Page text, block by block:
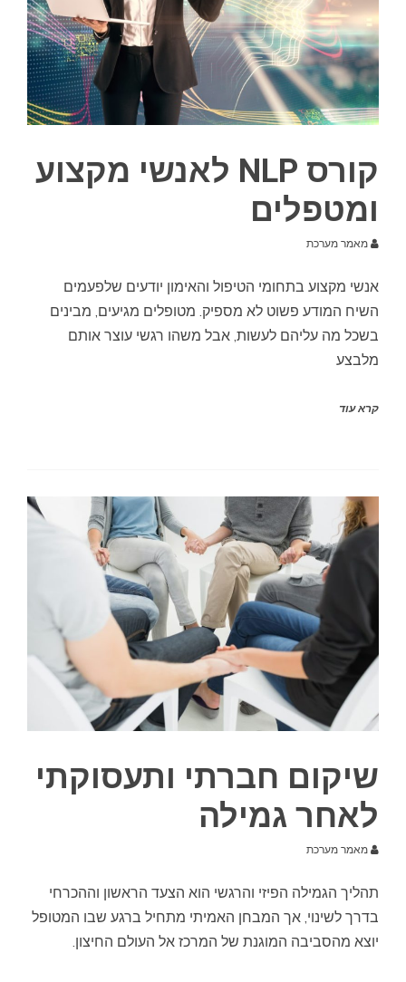
קורס NLP לאנשי מקצוע
ומטפלים
מאמר מערכת
אנשי מקצוע בתחומי הטיפול והאימון יודעים שלפעמים
השיח המודע פשוט לא מספיק. מטופלים מגיעים, מבינים
בשכל מה עליהם לעשות, אבל משהו רגשי עוצר אותם
מלבצע
קרא עוד
שיקום חברתי ותעסוקתי
לאחר גמילה
מאמר מערכת
תהליך הגמילה הפיזי והרגשי הוא הצעד הראשון וההכרחי
בדרך לשינוי, אך המבחן האמיתי מתחיל ברגע שבו המטופל
יוצא מהסביבה המוגנת של המרכז אל העולם החיצון.